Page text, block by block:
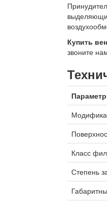
Купить
звоните
Параметр
Класс
Степень